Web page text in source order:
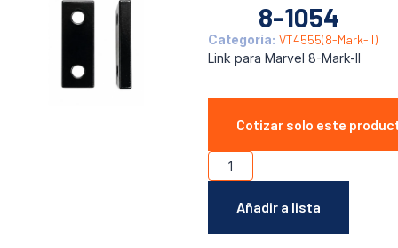
8-1054
Categoría: VT4555(8-Mark-II)
Link para Marvel 8-Mark-II
Cotizar solo este
Añadir a lista